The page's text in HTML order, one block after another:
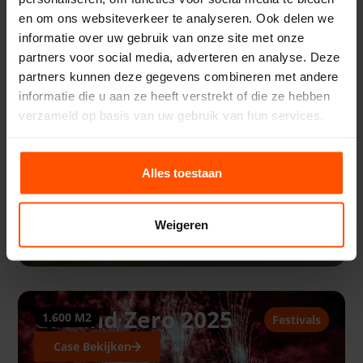
en om ons websiteverkeer te analyseren. Ook delen we
informatie over uw gebruik van onze site met onze
partners voor social media, adverteren en analyse. Deze
partners kunnen deze gegevens combineren met andere
informatie die u aan ze heeft verstrekt of die ze hebben
verzameld op basis van uw gebruik van hun services.
Alles toestaan
Weigeren
Verkoop,Zakelijk
Kano.nl / Lekker aan de
Linge
Case Bekijken
1.600 M2 Festivals
Ground Zero 2025
Case Bekijken